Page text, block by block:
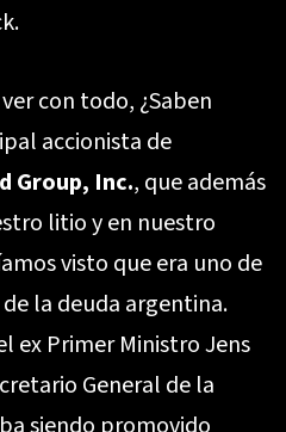
con todo, ¿Saben
accionista de
Group, Inc., que además
litio y en nuestro
visto que era uno de
la deuda argentina.
ex Primer Ministro Jens
General de la